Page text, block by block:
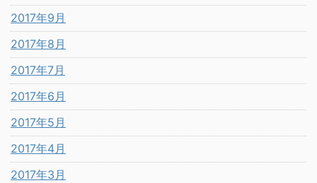
2017年9月
2017年8月
2017年7月
2017年6月
2017年5月
2017年4月
2017年3月